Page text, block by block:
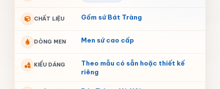
CHẤT LIỆU Gốm sứ Bát Tràng
DÒNG MEN Men sứ cao cấp
KIỂU DÁNG
Theo mẫu có sẵn hoặc thiết kế
riêng